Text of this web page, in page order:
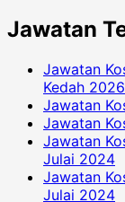
Jawatan
Jawatan
Kedah 2026
Jawatan
Jawatan
Jawatan
Julai 2024
Jawatan
Julai 2024